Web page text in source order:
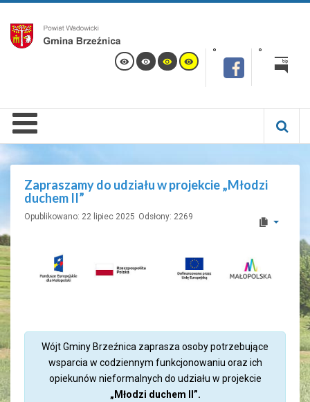
Zapraszamy do udziału w projekcie „Młodzi
duchem II”
Opublikowano: 22 lipiec 2025 Odsłony: 2269
Wójt Gminy Brzeźnica zaprasza osoby potrzebujące
wsparcia w codziennym funkcjonowaniu oraz ich
opiekunów nieformalnych do udziału w projekcie
„Młodzi duchem II”.